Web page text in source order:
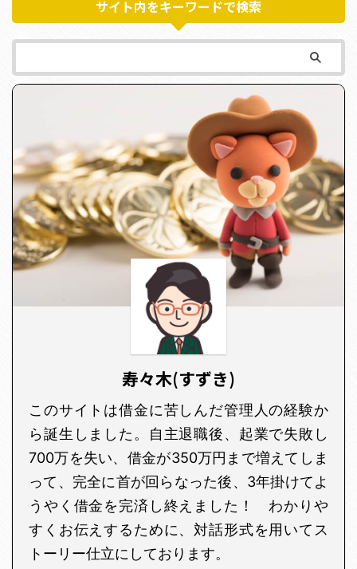
サイト内をキーワードで検索
寿々木(すずき)
このサイトは借金に苦しんだ管理人の経験か
ら誕生しました。自主退職後、起業で失敗し
700万を失い、借金が350万円まで増えてしま
って、完全に首が回らなった後、3年掛けてよ
うやく借金を完済し終えました！ わかりや
すくお伝えするために、対話形式を用いてス
トーリー仕立にしております。